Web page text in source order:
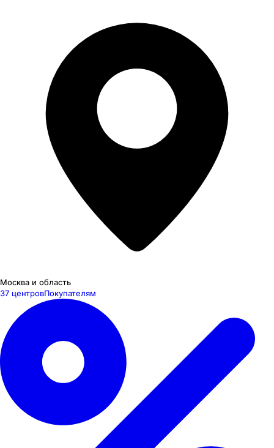
Москва и область
37 центровПокупателям